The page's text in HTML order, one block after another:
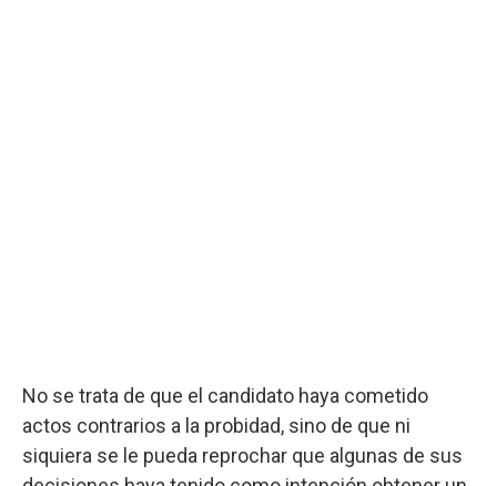
No se trata de que el candidato haya cometido
actos contrarios a la probidad, sino de que ni
siquiera se le pueda reprochar que algunas de sus